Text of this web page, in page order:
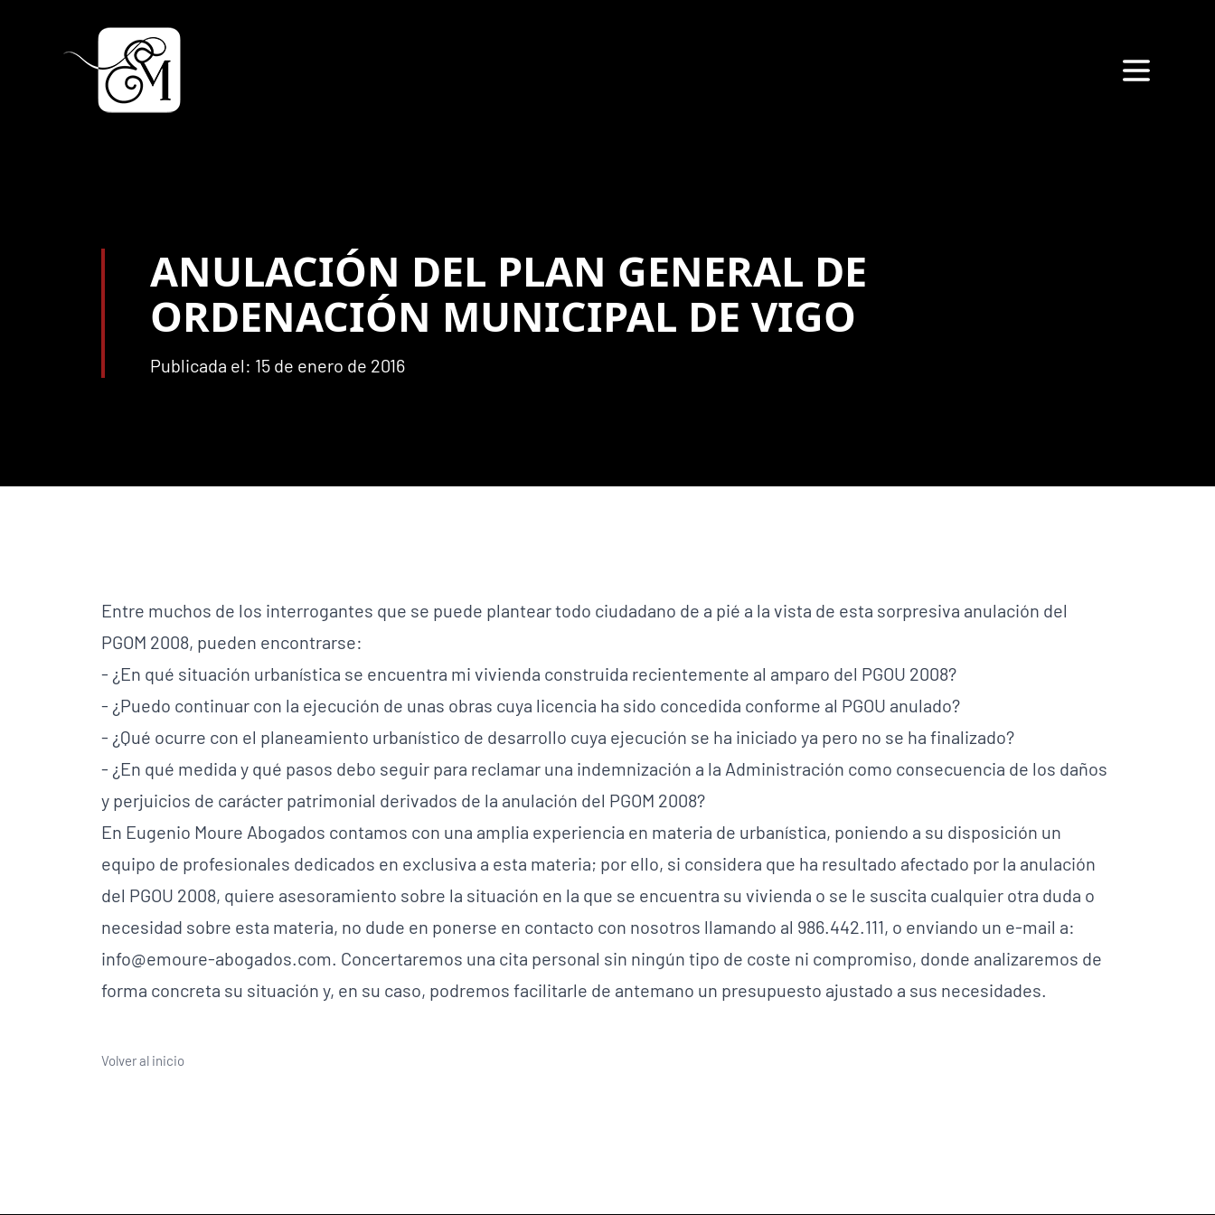
ANULACIÓN DEL PLAN GENERAL DE
ORDENACIÓN MUNICIPAL DE VIGO
Publicada el: 15 de enero de 2016
Entre muchos de los interrogantes que se puede plantear todo ciudadano de a pié a la vista de esta sorpresiva anulación del
PGOM 2008, pueden encontrarse:
- ¿En qué situación urbanística se encuentra mi vivienda construida recientemente al amparo del PGOU 2008?
- ¿Puedo continuar con la ejecución de unas obras cuya licencia ha sido concedida conforme al PGOU anulado?
- ¿Qué ocurre con el planeamiento urbanístico de desarrollo cuya ejecución se ha iniciado ya pero no se ha finalizado?
- ¿En qué medida y qué pasos debo seguir para reclamar una indemnización a la Administración como consecuencia de los daños
y perjuicios de carácter patrimonial derivados de la anulación del PGOM 2008?
En Eugenio Moure Abogados contamos con una amplia experiencia en materia de urbanística, poniendo a su disposición un
equipo de profesionales dedicados en exclusiva a esta materia; por ello, si considera que ha resultado afectado por la anulación
del PGOU 2008, quiere asesoramiento sobre la situación en la que se encuentra su vivienda o se le suscita cualquier otra duda o
necesidad sobre esta materia, no dude en ponerse en contacto con nosotros llamando al 986.442.111, o enviando un e-mail a:
info@emoure-abogados.com. Concertaremos una cita personal sin ningún tipo de coste ni compromiso, donde analizaremos de
forma concreta su situación y, en su caso, podremos facilitarle de antemano un presupuesto ajustado a sus necesidades.
Volver al inicio